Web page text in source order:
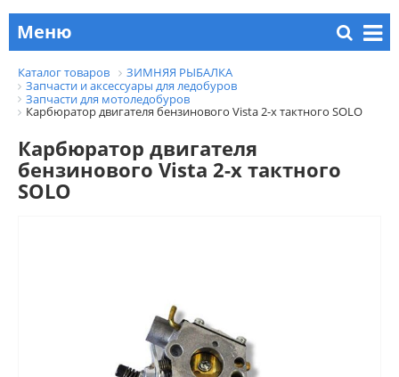
Меню
Каталог товаров
ЗИМНЯЯ РЫБАЛКА
Запчасти и аксессуары для ледобуров
Запчасти для мотоледобуров
Карбюратор двигателя бензинового Vista 2-х тактного SOLO
Карбюратор двигателя
бензинового Vista 2-х тактного
SOLO